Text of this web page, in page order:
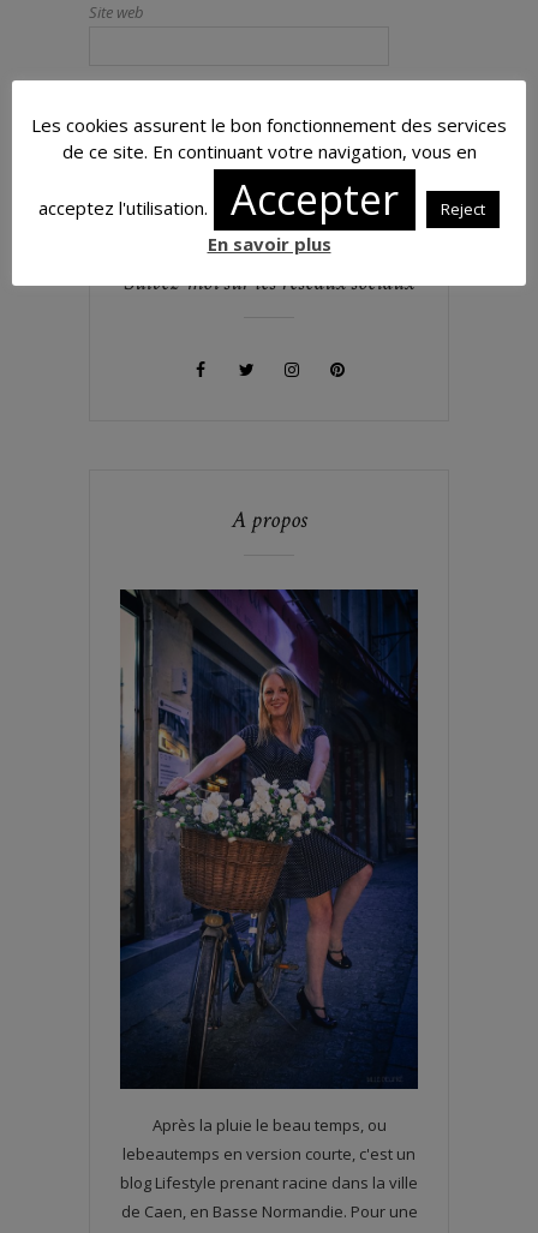
Site web
Suivez-moi sur les réseaux sociaux
A propos
Après la pluie le beau temps, ou
lebeautemps en version courte, c'est un
blog Lifestyle prenant racine dans la ville
de Caen, en Basse Normandie. Pour une
Les cookies assurent le bon fonctionnement des services
de ce site. En continuant votre navigation, vous en
acceptez l'utilisation. Accepter Reject
En savoir plus